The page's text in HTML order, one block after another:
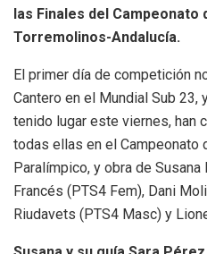
las Finales del Campeonato
Torremolinos-Andalucía.
El primer día de competición
Cantero en el Mundial Sub 23,
tenido lugar este viernes, han
todas ellas en el Campeonato
Paralímpico, y obra de
Francés (PTS4 Fem), Dani
Riudavets (PTS4 Masc) y